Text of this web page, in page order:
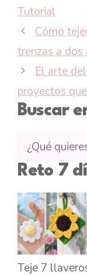
Tutorial
Cómo
trenzas a dos
El arte
proyectos
Buscar
Buscar
tutoriales
en
CTejidas
Reto 7
Teje 7